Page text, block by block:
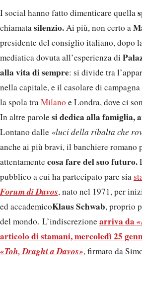
I social hanno fatto dimenticare quella
chiamatasilenzio.Ai più, non certo a
presidente del consiglio italiano, dopo
mediatica dovuta all’esperienza di
alla vita di sempre: si divide tra
nella capitale, e il casolare di
la spola traMilano e Londra, dove ci
In altre parolesi dedica alla famiglia,
Lontano dalle «luci della ribalta che
anche ai più bravi, il banchiere romano
attentamentecosa fare del suo futuro.
pubblico a cui ha partecipato pare sia
Forum di Davos, nato nel 1971, per
ed accademicoKlaus Schwab, proprio
del mondo. L’indiscrezionearriva da
articolo di stamani, mercoledì 25
«Toh, Draghi a Davos», firmato da